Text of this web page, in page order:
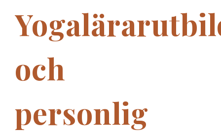
och
personlig